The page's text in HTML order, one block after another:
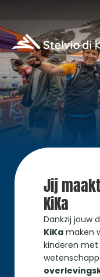
Jij
KiKa
Dankzij jouw
KiKa maken
kinderen met